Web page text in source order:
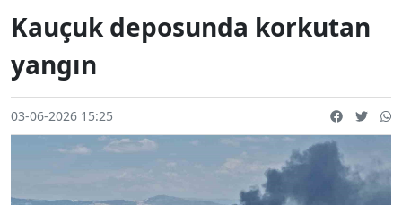
Kauçuk deposunda korkutan
yangın
03-06-2026 15:25